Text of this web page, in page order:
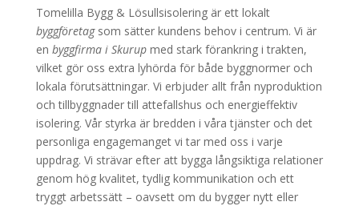
Tomelilla Bygg & Lösullsisolering är ett lokalt
byggföretagsom sätter kundens behov i centrum. Vi är
en byggfirma i Skurupmed stark förankring i trakten,
vilket gör oss extra lyhörda för både byggnormer och
lokala förutsättningar. Vi erbjuder allt från nyproduktion
och tillbyggnader till attefallshus och energieffektiv
isolering. Vår styrka är bredden i våra tjänster och det
personliga engagemanget vi tar med oss i varje
uppdrag. Vi strävar efter att bygga långsiktiga relationer
genom hög kvalitet, tydlig kommunikation och ett
tryggt arbetssätt – oavsett om du bygger nytt eller